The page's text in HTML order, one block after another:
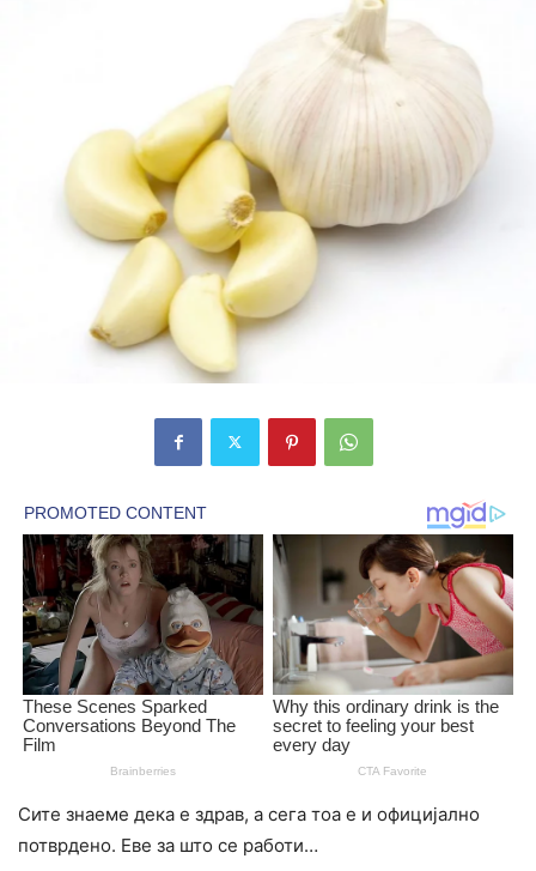
Сите знаеме дека е здрав, а сега тоа е и официјално
потврдено. Еве за што се работи…